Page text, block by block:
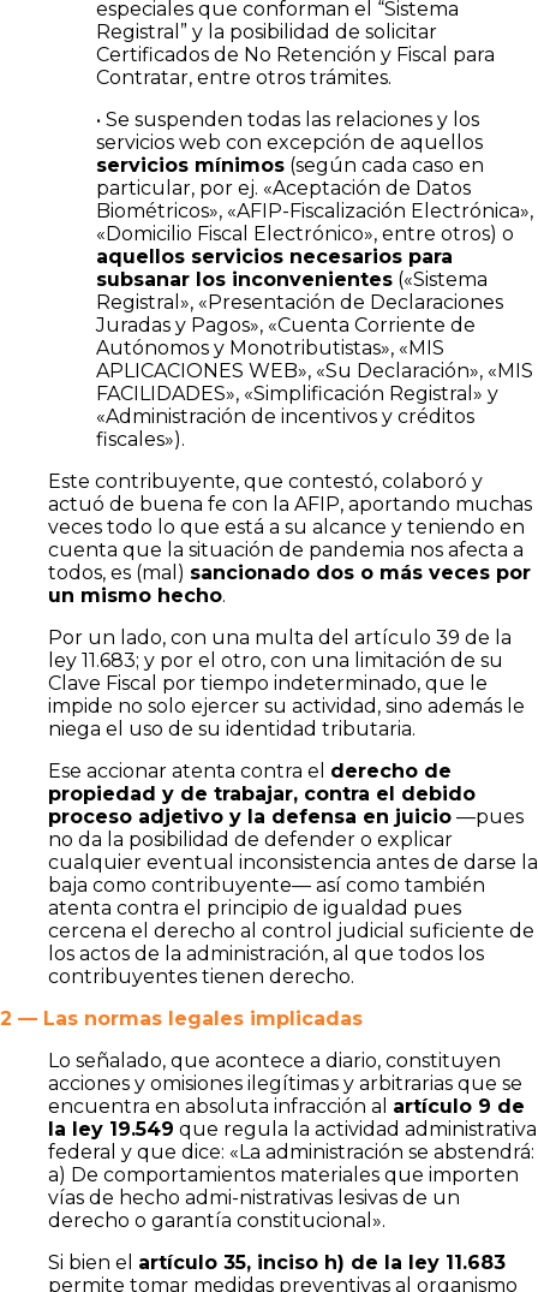
especiales que conforman el “Sistema
Registral” y la posibilidad de solicitar
Certificados de No Retención y Fiscal para
Contratar, entre otros trámites.
• Se suspenden todas las relaciones y los
servicios web con excepción de aquellos
servicios mínimos (según cada caso en
particular, por ej. «Aceptación de Datos
Biométricos», «AFIP-Fiscalización Electrónica»,
«Domicilio Fiscal Electrónico», entre otros) o
aquellos servicios necesarios para
subsanar los inconvenientes («Sistema
Registral», «Presentación de Declaraciones
Juradas y Pagos», «Cuenta Corriente de
Autónomos y Monotributistas», «MIS
APLICACIONES WEB», «Su Declaración», «MIS
FACILIDADES», «Simplificación Registral» y
«Administración de incentivos y créditos
fiscales»).
Este contribuyente, que contestó, colaboró y
actuó de buena fe con la AFIP, aportando muchas
veces todo lo que está a su alcance y teniendo en
cuenta que la situación de pandemia nos afecta a
todos, es (mal) sancionado dos o más veces por
un mismo hecho.
Por un lado, con una multa del artículo 39 de la
ley 11.683; y por el otro, con una limitación de su
Clave Fiscal por tiempo indeterminado, que le
impide no solo ejercer su actividad, sino además le
niega el uso de su identidad tributaria.
Ese accionar atenta contra el derecho de
propiedad y de trabajar, contra el debido
proceso adjetivo y la defensa en juicio —pues
no da la posibilidad de defender o explicar
cualquier eventual inconsistencia antes de darse la
baja como contribuyente— así como también
atenta contra el principio de igualdad pues
cercena el derecho al control judicial suficiente de
los actos de la administración, al que todos los
contribuyentes tienen derecho.
2 — Las normas legales implicadas
Lo señalado, que acontece a diario, constituyen
acciones y omisiones ilegítimas y arbitrarias que se
encuentra en absoluta infracción al artículo 9 de
la ley 19.549 que regula la actividad administrativa
federal y que dice: «La administración se abstendrá:
a) De comportamientos materiales que importen
vías de hecho admi-nistrativas lesivas de un
derecho o garantía constitucional».
Si bien el artículo 35, inciso h) de la ley 11.683
permite tomar medidas preventivas al organismo